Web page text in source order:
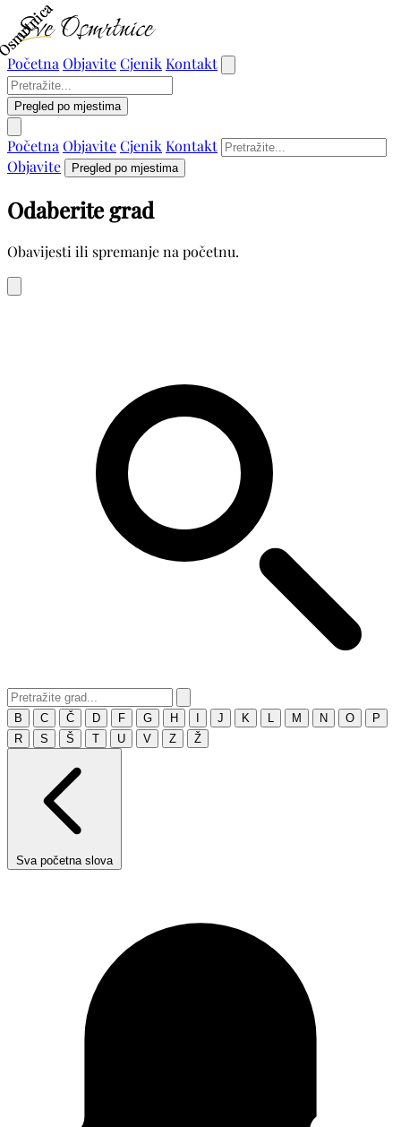
Početna ObjaviteCjenik Kontakt
Pregled po mjestima
Početna ObjaviteCjenik Kontakt
Objavite
Pregled po mjestima
Odaberite grad
Obavijesti ili spremanje na početnu.
B C Č D F G H J K M N O
P
R
S Š T U V Z Ž
Sva početna slova